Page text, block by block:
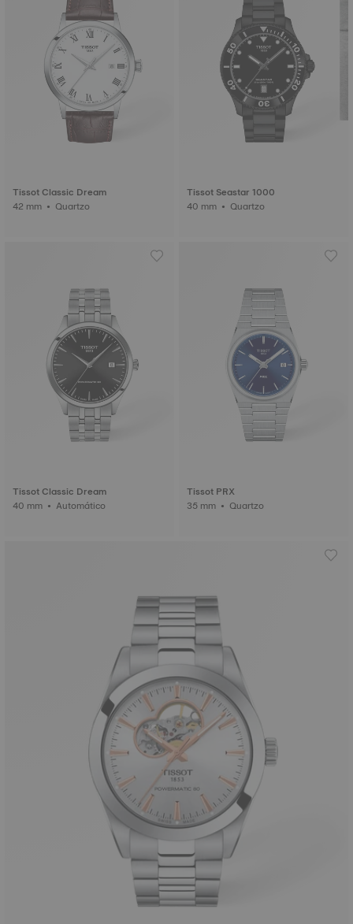
Tissot Classic Dream
42 mm • Quartzo
Tissot Seastar 1000
40 mm • Quartzo
Tissot Classic Dream
40 mm • Automático
Tissot PRX
35 mm • Quartzo